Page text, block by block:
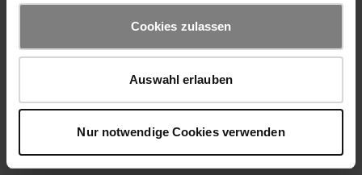
Cookies zulassen
Auswahl erlauben
Nur notwendige Cookies verwenden